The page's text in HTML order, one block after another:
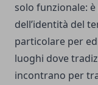
solo funzionale:
dell’identità del
particolare per
luoghi dove
incontrano per